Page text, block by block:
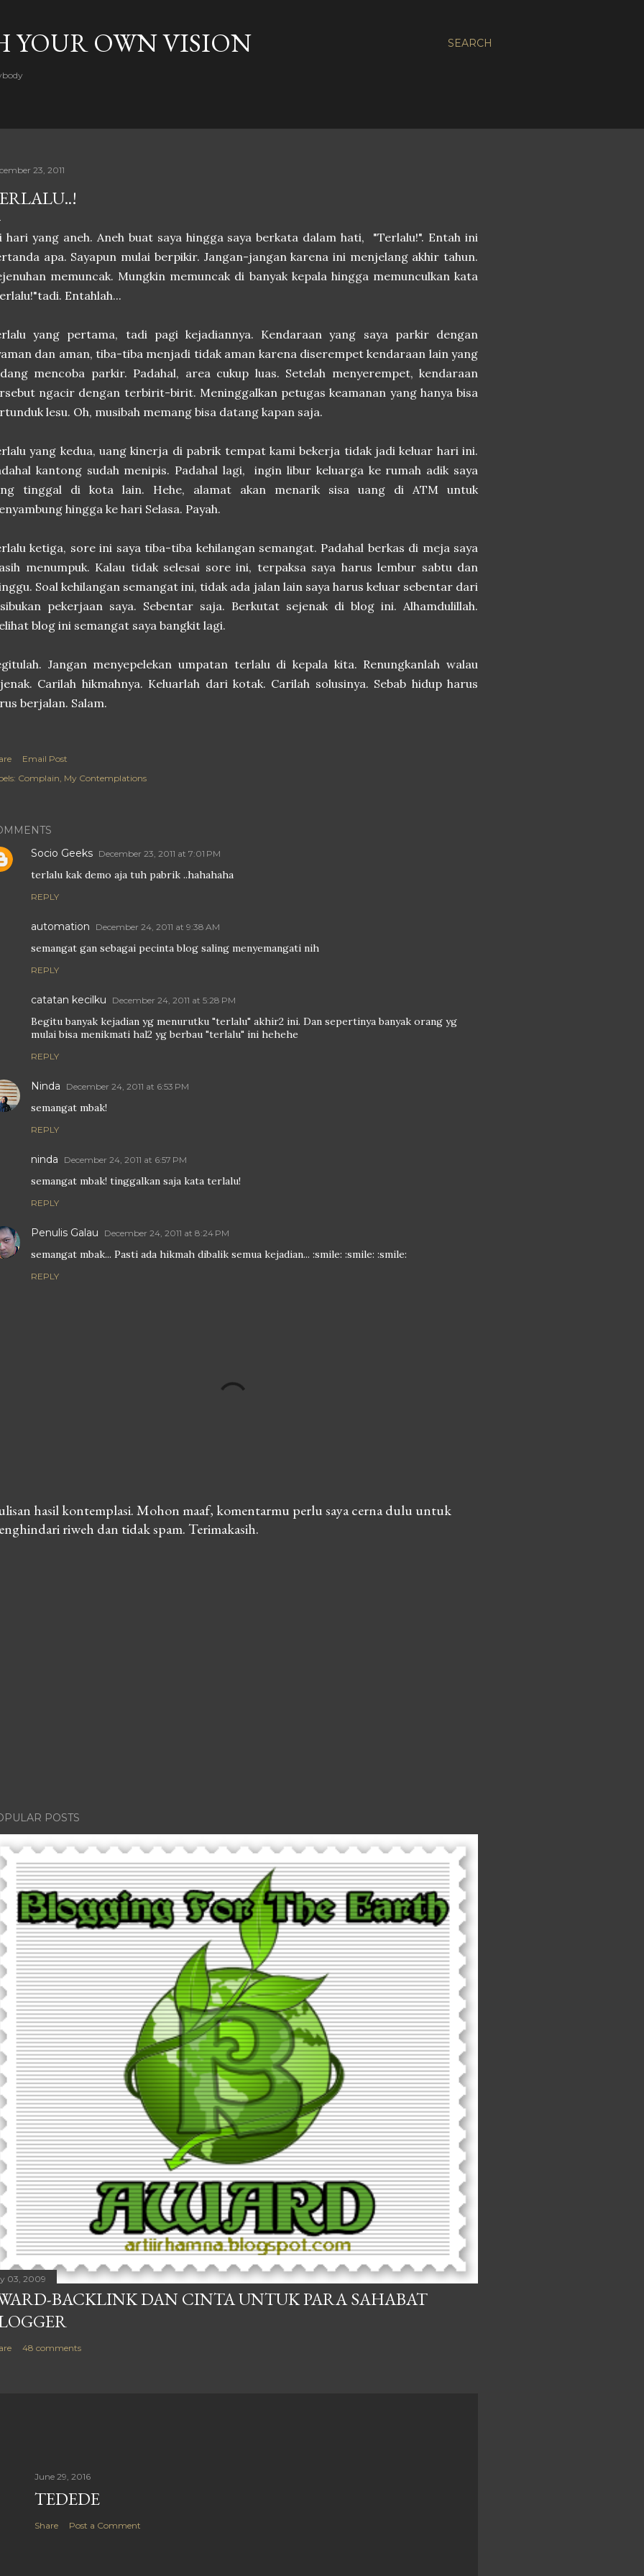
SEARCH
YOUR OWN VISION
23, 2011
hari yang aneh. Aneh buat saya hingga saya berkata dalam hati, "Terlalu!". Entah ini
apa. Sayapun mulai berpikir. Jangan-jangan karena ini menjelang akhir tahun.
memuncak. Mungkin memuncak di banyak kepala hingga memunculkan kata
Entahlah...
yang pertama, tadi pagi kejadiannya. Kendaraan yang saya parkir dengan
dan aman, tiba-tiba menjadi tidak aman karena diserempet kendaraan lain yang
mencoba parkir. Padahal, area cukup luas. Setelah menyerempet, kendaraan
ngacir dengan terbirit-birit. Meninggalkan petugas keamanan yang hanya bisa
lesu. Oh, musibah memang bisa datang kapan saja.
yang kedua, uang kinerja di pabrik tempat kami bekerja tidak jadi keluar hari ini.
kantong sudah menipis. Padahal lagi, ingin libur keluarga ke rumah adik saya
tinggal di kota lain. Hehe, alamat akan menarik sisa uang di ATM untuk
hingga ke hari Selasa. Payah.
ketiga, sore ini saya tiba-tiba kehilangan semangat. Padahal berkas di meja saya
menumpuk. Kalau tidak selesai sore ini, terpaksa saya harus lembur sabtu dan
Soal kehilangan semangat ini, tidak ada jalan lain saya harus keluar sebentar dari
pekerjaan saya. Sebentar saja. Berkutat sejenak di blog ini. Alhamdulillah.
blog ini semangat saya bangkit lagi.
Jangan menyepelekan umpatan terlalu di kepala kita. Renungkanlah walau
Carilah hikmahnya. Keluarlah dari kotak. Carilah solusinya. Sebab hidup harus
berjalan. Salam.
Email Post
Complain My Contemplations
Socio Geeks December 23, 2011 at 7:01 PM
terlalu kak demo aja tuh pabrik ..hahahaha
REPLY
automation December 24, 2011 at 9:38 AM
semangat gan sebagai pecinta blog saling menyemangati nih
REPLY
catatan kecilku December 24, 2011 at 5:28 PM
Begitu banyak kejadian yg menurutku "terlalu" akhir2 ini. Dan sepertinya banyak orang yg
mulai bisa menikmati hal2 yg berbau "terlalu" ini hehehe
REPLY
Ninda December 24, 2011 at 6:53 PM
semangat mbak!
REPLY
ninda December 24, 2011 at 6:57 PM
semangat mbak! tinggalkan saja kata terlalu!
REPLY
Penulis Galau December 24, 2011 at 8:24 PM
semangat mbak... Pasti ada hikmah dibalik semua kejadian... :smile: :smile: :smile:
REPLY
hasil kontemplasi. Mohon maaf, komentarmu perlu saya cerna dulu untuk
riweh dan tidak spam. Terimakasih.
POSTS
03, 2009
BACKLINK DAN CINTA UNTUK PARA SAHABAT
48 comments
June 29, 2016
TEDEDE
Share Post a Comment